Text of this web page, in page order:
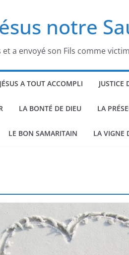
notre
et a envoyé son Fils comme
JÉSUS A TOUT ACCOMPLI JUSTICE
LA BONTÉ DE DIEU LA
LE BON SAMARITAIN LA VIGNE